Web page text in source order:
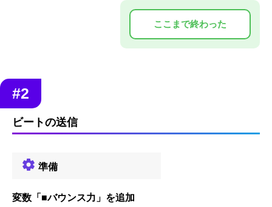
#2
ビートの送信
準備
変数「■バウンス力」を追加